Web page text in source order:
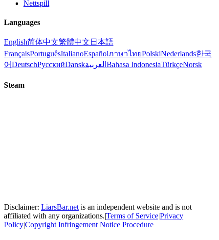
Nettspill
Languages
English简体中文繁體中文 日本語
FrançaisPortuguêsItalianoEspañolภาษาไทยPolskiNederlands한국
어DeutschРусскийDanskالعربية Bahasa IndonesiaTürkçeNorsk
Steam
Disclaimer: LiarsBar.net is an independent website and is not
affiliated with any organizations.|Terms of Service|Privacy
Policy|Copyright Infringement Notice Procedure